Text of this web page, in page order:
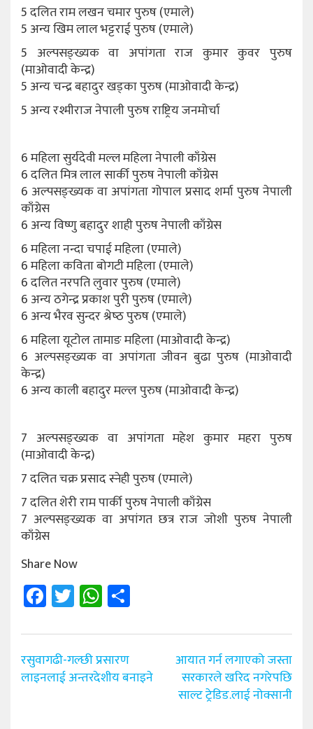
5 दलित राम लखन चमार पुरुष (एमाले)
5 अन्य खिम लाल भट्टराई पुरुष (एमाले)
5 अल्पसङ्ख्यक वा अपांगता राज कुमार कुवर पुरुष
(माओवादी केन्द्र)
5 अन्य चन्द्र बहादुर खड्का पुरुष (माओवादी केन्द्र)
5 अन्य रश्मीराज नेपाली पुरुष राष्ट्रिय जनमोर्चा
6 महिला सुर्यदेवी मल्ल महिला नेपाली काँग्रेस
6 दलित मित्र लाल सार्की पुरुष नेपाली काँग्रेस
6 अल्पसङ्ख्यक वा अपांगता गोपाल प्रसाद शर्मा पुरुष नेपाली
काँग्रेस
6 अन्य विष्णु बहादुर शाही पुरुष नेपाली काँग्रेस
6 महिला नन्दा चपाई महिला (एमाले)
6 महिला कविता बोगटी महिला (एमाले)
6 दलित नरपति लुवार पुरुष (एमाले)
6 अन्य ठगेन्द्र प्रकाश पुरी पुरुष (एमाले)
6 अन्य भैरव सुन्दर श्रेष्‍ठ पुरुष (एमाले)
6 महिला यूटोल तामाङ महिला (माओवादी केन्द्र)
6 अल्पसङ्ख्यक वा अपांगता जीवन बुढा पुरुष (माओवादी
केन्द्र)
6 अन्य काली बहादुर मल्‍ल पुरुष (माओवादी केन्द्र)
7 अल्पसङ्ख्यक वा अपांगता महेश कुमार महरा पुरुष
(माओवादी केन्द्र)
7 दलित चक्र प्रसाद स्नेही पुरुष (एमाले)
7 दलित शेरी राम पार्की पुरुष नेपाली काँग्रेस
7 अल्पसङ्ख्यक वा अपांगत छत्र राज जोशी पुरुष नेपाली
काँग्रेस
Share Now
Facebook
TwitterWhatsApp
Post
navigation
रसुवागढी-गल्छी प्रसारण
लाइनलाई अन्तरदेशीय बनाइने
आयात गर्न लगाएको जस्ता
सरकारले खरिद नगरेपछि
साल्ट ट्रेडिड.लाई नोक्सानी